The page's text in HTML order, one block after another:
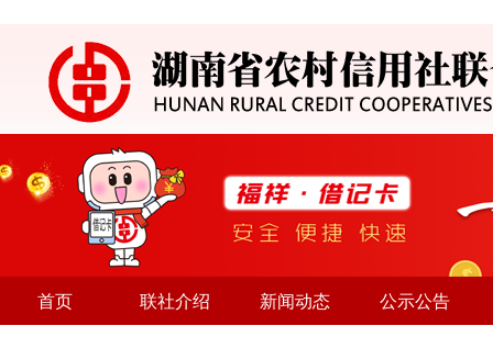
首页 联社介绍 新闻动态 公示公告